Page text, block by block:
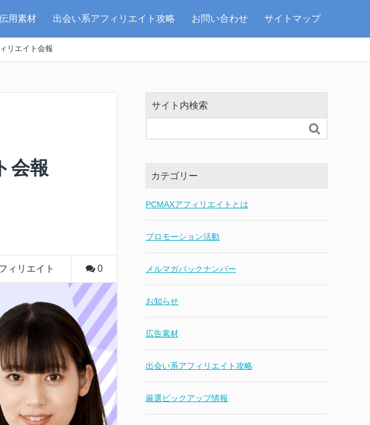
用素材 出会い系アフィリエイト攻略 お問い合わせ サイトマップ
リエイト会報
会報
ィリエイト 0
サイト内検索

カテゴリー
PCMAXアフィリエイトとは
プロモーション活動
メルマガバックナンバー
お知らせ
広告素材
出会い系アフィリエイト攻略
厳選ピックアップ情報